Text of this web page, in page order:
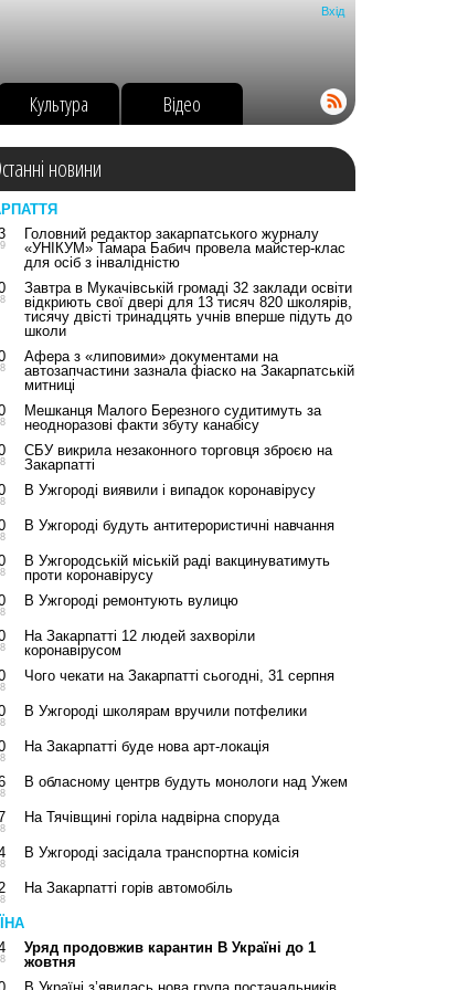
Вхід
Культура Відео
новини
Головний редактор закарпатського журналу
«УНІКУМ» Тамара Бабич провела майстер-клас
для осіб з інвалідністю
Завтра в Мукачівській громаді 32 заклади освіти
відкриють свої двері для 13 тисяч 820 школярів,
тисячу двісті тринадцять учнів вперше підуть до
школи
Афера з «липовими» документами на
автозапчастини зазнала фіаско на Закарпатській
митниці
Мешканця Малого Березного судитимуть за
неодноразові факти збуту канабісу
СБУ викрила незаконного торговця зброєю на
Закарпатті
В Ужгороді виявили і випадок коронавірусу
В Ужгороді будуть антитерористичні навчання
В Ужгородській міській раді вакцинуватимуть
проти коронавірусу
В Ужгороді ремонтують вулицю
На Закарпатті 12 людей захворіли
коронавірусом
Чого чекати на Закарпатті сьогодні, 31 серпня
В Ужгороді школярам вручили потфелики
На Закарпатті буде нова арт-локація
В обласному центрв будуть монологи над Ужем
На Тячівщині горіла надвірна споруда
В Ужгороді засідала транспортна комісія
На Закарпатті горів автомобіль
Уряд продовжив карантин В Україні до 1
жовтня